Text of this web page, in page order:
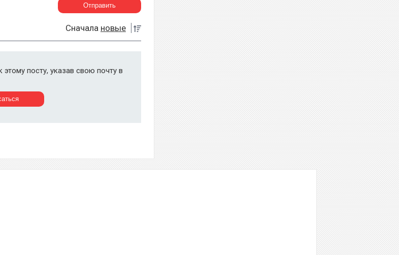
Сначала новые
посту, указав свою почту в